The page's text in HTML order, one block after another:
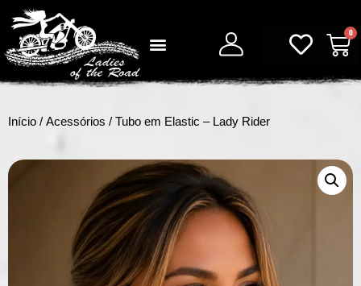
0
Início / Acessórios / Tubo em Elastic – Lady Rider